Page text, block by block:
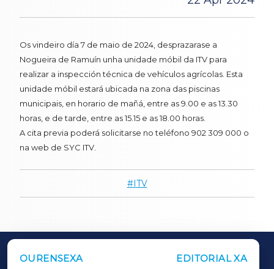
Os vindeiro día 7 de maio de 2024, desprazarase a
Nogueira de Ramuín unha unidade móbil da ITV para
realizar a inspección técnica de vehículos agrícolas. Esta
unidade móbil estará ubicada na zona das piscinas
municipais, en horario de mañá, entre as 9.00 e as 13.30
horas, e de tarde, entre as 15.15 e as 18.00 horas.
A cita previa poderá solicitarse no teléfono 902 309 000 o
na web de SYC ITV.
ITV
OURENSEXA EDITORIAL XA
OUTROS PERIÓDICOS